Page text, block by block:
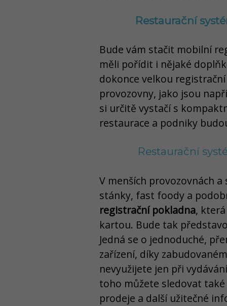
Restaurační
Bude vám stačit mobilní
měli pořídit i nějaké
dokonce velkou
provozovny, jako jsou
si určitě vystačí s
restaurace a podniky
Restaurační
V menších provozovnách
stánky, fast foody a
registrační pokladna,
kartou. Bude tak
Jedná se o jednoduché,
zařízení, díky
nevyužijete jen při
toho můžete sledovat
prodeje a další užitečné